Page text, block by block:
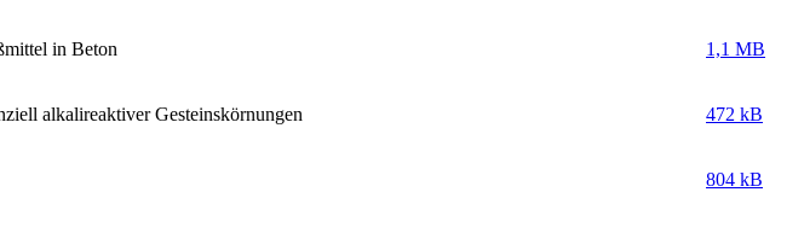
in Beton 1,1 MB
alkalireaktiver Gesteinskörnungen 472 kB
804 kB